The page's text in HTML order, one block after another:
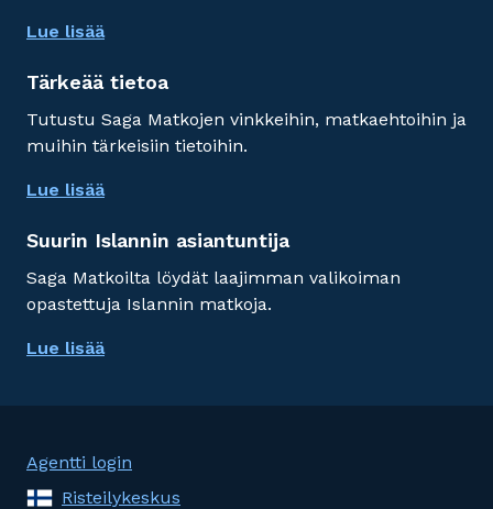
Lue lisää
Tärkeää tietoa
Tutustu Saga Matkojen vinkkeihin, matkaehtoihin ja
muihin tärkeisiin tietoihin.
Lue lisää
Suurin Islannin asiantuntija
Saga Matkoilta löydät laajimman valikoiman
opastettuja Islannin matkoja.
Lue lisää
Agentti login
Risteilykeskus